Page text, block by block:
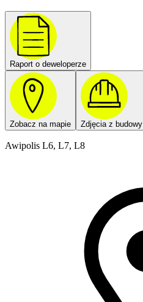
Raport o deweloperze
Zobacz na mapie Zdjęcia z budowy
Awipolis L6, L7, L8